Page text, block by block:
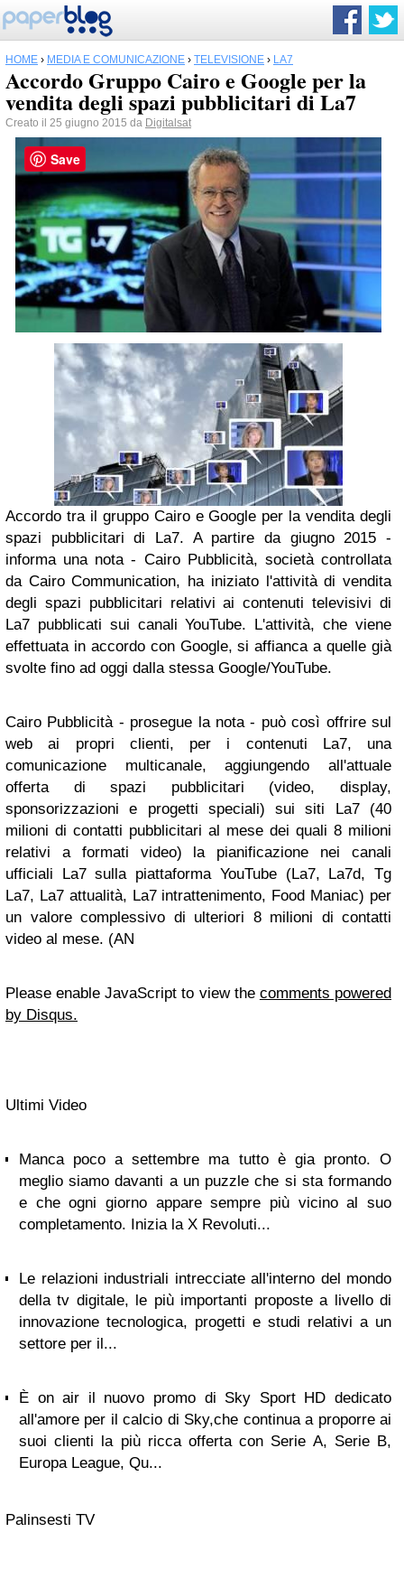
HOME › MEDIA E COMUNICAZIONE › TELEVISIONE › LA7
Accordo Gruppo Cairo e Google per la
vendita degli spazi pubblicitari di La7
Creato il 25 giugno 2015 da Digitalsat
Accordo tra il gruppo Cairo e Google per la vendita degli
spazi pubblicitari di La7. A partire da giugno 2015 -
informa una nota - Cairo Pubblicità, società controllata
da Cairo Communication, ha iniziato l'attività di vendita
degli spazi pubblicitari relativi ai contenuti televisivi di
La7 pubblicati sui canali YouTube. L'attività, che viene
effettuata in accordo con Google, si affianca a quelle già
svolte fino ad oggi dalla stessa Google/YouTube.
Cairo Pubblicità - prosegue la nota - può così offrire sul
web ai propri clienti, per i contenuti La7, una
comunicazione multicanale, aggiungendo all'attuale
offerta di spazi pubblicitari (video, display,
sponsorizzazioni e progetti speciali) sui siti La7 (40
milioni di contatti pubblicitari al mese dei quali 8 milioni
relativi a formati video) la pianificazione nei canali
ufficiali La7 sulla piattaforma YouTube (La7, La7d, Tg
La7, La7 attualità, La7 intrattenimento, Food Maniac) per
un valore complessivo di ulteriori 8 milioni di contatti
video al mese. (AN
Please enable JavaScript to view the comments powered
by Disqus.
Ultimi Video
Manca poco a settembre ma tutto è gia pronto. O
meglio siamo davanti a un puzzle che si sta formando
e che ogni giorno appare sempre più vicino al suo
completamento. Inizia la X Revoluti...
Le relazioni industriali intrecciate all'interno del mondo
della tv digitale, le più importanti proposte a livello di
innovazione tecnologica, progetti e studi relativi a un
settore per il...
È on air il nuovo promo di Sky Sport HD dedicato
all'amore per il calcio di Sky,che continua a proporre ai
suoi clienti la più ricca offerta con Serie A, Serie B,
Europa League, Qu...
Palinsesti TV
Save